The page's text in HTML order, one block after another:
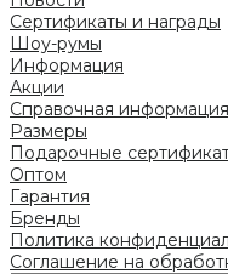
Сертификаты и награды
Шоу-румы
Информация
Акции
Справочная информация
Размеры
Подарочные
Оптом
Гарантия
Бренды
Политика
Соглашение на